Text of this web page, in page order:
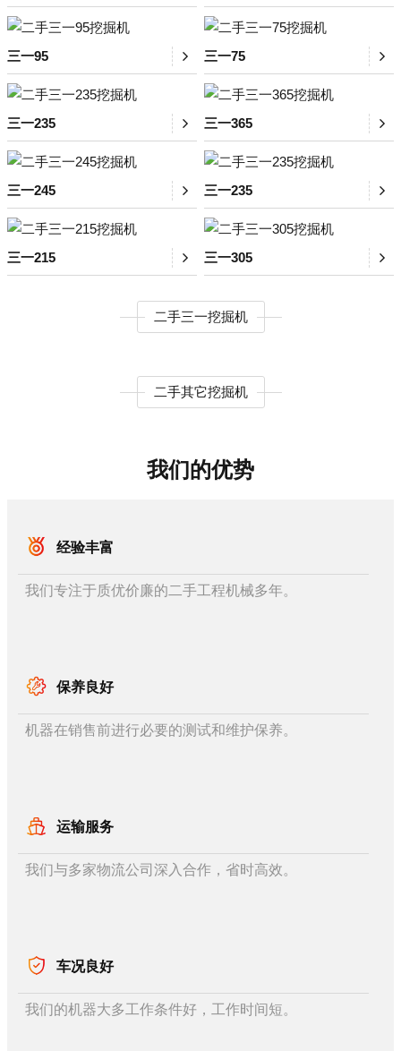
三一95 三一75
三一235 三一365
三一245 三一235
三一215 三一305
二手三一挖掘机
二手其它挖掘机
我们的优势
经验丰富
我们专注于质优价廉的二手工程机械多年。
保养良好
机器在销售前进行必要的测试和维护保养。
运输服务
我们与多家物流公司深入合作，省时高效。
车况良好
我们的机器大多工作条件好，工作时间短。